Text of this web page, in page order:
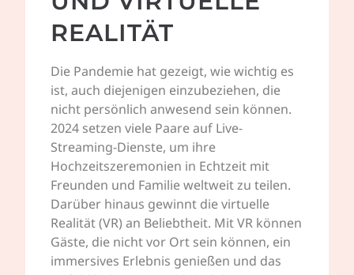
REALITÄT
Die Pandemie hat gezeigt, wie wichtig es
ist, auch diejenigen einzubeziehen, die
nicht persönlich anwesend sein können.
2024 setzen viele Paare auf Live-
Streaming-Dienste, um ihre
Hochzeitszeremonien in Echtzeit mit
Freunden und Familie weltweit zu teilen.
Darüber hinaus gewinnt die virtuelle
Realität (VR) an Beliebtheit. Mit VR können
Gäste, die nicht vor Ort sein können, ein
immersives Erlebnis genießen und das